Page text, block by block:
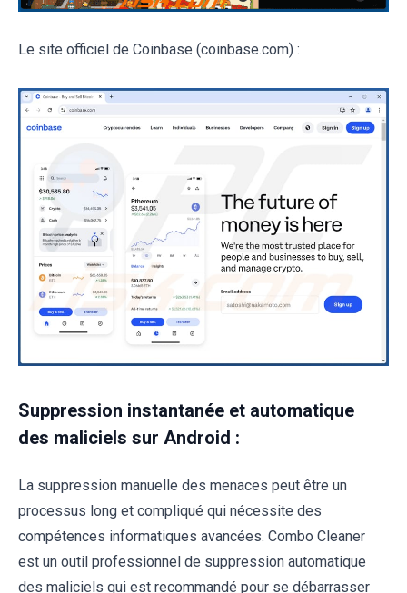
Le site officiel de Coinbase (coinbase.com) :
Suppression instantanée et automatique
des maliciels sur Android :
La suppression manuelle des menaces peut être un
processus long et compliqué qui nécessite des
compétences informatiques avancées. Combo Cleaner
est un outil professionnel de suppression automatique
des maliciels qui est recommandé pour se débarrasser